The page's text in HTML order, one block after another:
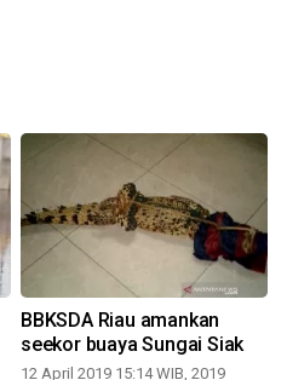
BBKSDA Riau amankan
seekor buaya Sungai Siak
12 April 2019 15:14 WIB, 2019